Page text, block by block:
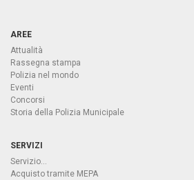
AREE
Attualità
Rassegna stampa
Polizia nel mondo
Eventi
Concorsi
Storia della Polizia Municipale
SERVIZI
Servizio...
Acquisto tramite MEPA